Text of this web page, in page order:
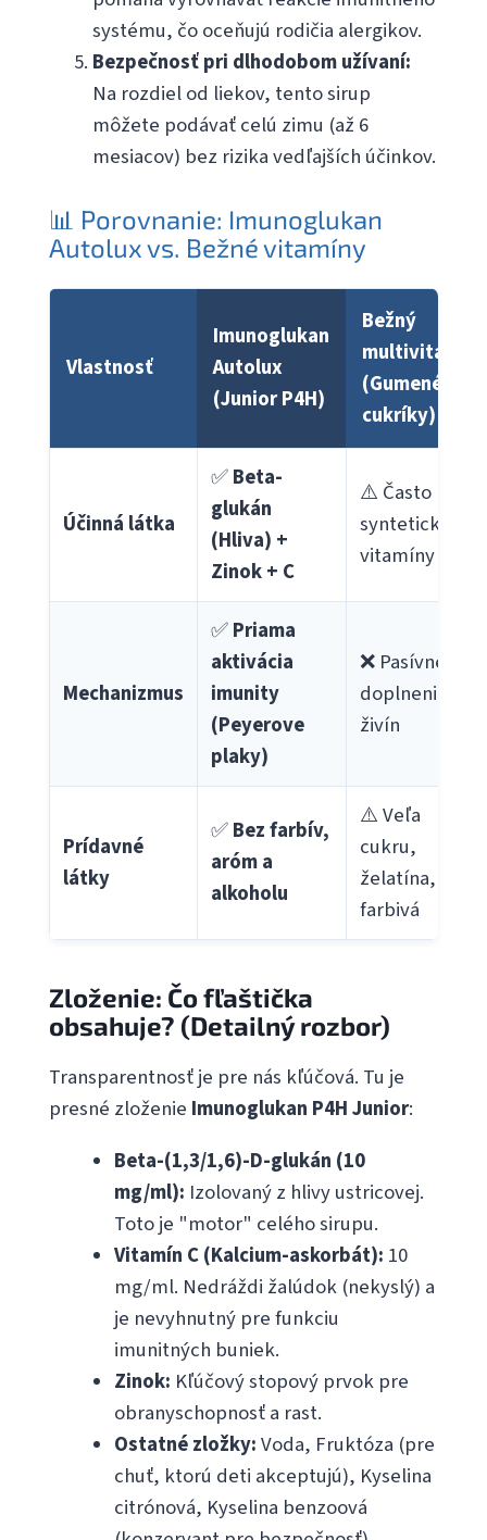
systému, čo oceňujú rodičia alergikov.
Bezpečnosť pri dlhodobom užívaní:
Na rozdiel od liekov, tento sirup
môžete podávať celú zimu (až 6
mesiacov) bez rizika vedľajších účinkov.
📊 Porovnanie: Imunoglukan
Autolux vs. Bežné vitamíny
Vlastnosť
Imunoglukan
Autolux
(Junior P4H)
Bežný
multivitamín
(Gumené
cukríky)
Účinná látka
✅Beta-
glukán
(Hliva) +
Zinok + C
⚠️ Často len
syntetické
vitamíny
Mechanizmus
✅Priama
aktivácia
imunity
(Peyerove
plaky)
❌ Pasívne
doplnenie
živín
Prídavné
látky
✅Bez farbív,
aróm a
alkoholu
⚠️ Veľa
cukru,
želatína,
farbivá
Zloženie: Čo fľaštička
obsahuje? (Detailný rozbor)
Transparentnosť je pre nás kľúčová. Tu je
presné zloženie Imunoglukan P4H Junior:
Beta-(1,3/1,6)-D-glukán (10
mg/ml): Izolovaný z hlivy ustricovej.
Toto je "motor" celého sirupu.
Vitamín C (Kalcium-askorbát): 10
mg/ml. Nedráždi žalúdok (nekyslý) a
je nevyhnutný pre funkciu
imunitných buniek.
Zinok: Kľúčový stopový prvok pre
obranyschopnosť a rast.
Ostatné zložky:Voda, Fruktóza (pre
chuť, ktorú deti akceptujú), Kyselina
citrónová, Kyselina benzoová